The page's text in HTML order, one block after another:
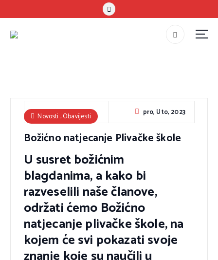
k
HAPK Mladost pro, Uto, 2023
Novosti ,Obavijesti
Božićno natjecanje Plivačke škole
U susret božićnim
blagdanima, a kako bi
razveselili naše članove,
održati ćemo Božićno
natjecanje plivačke škole, na
kojem će svi pokazati svoje